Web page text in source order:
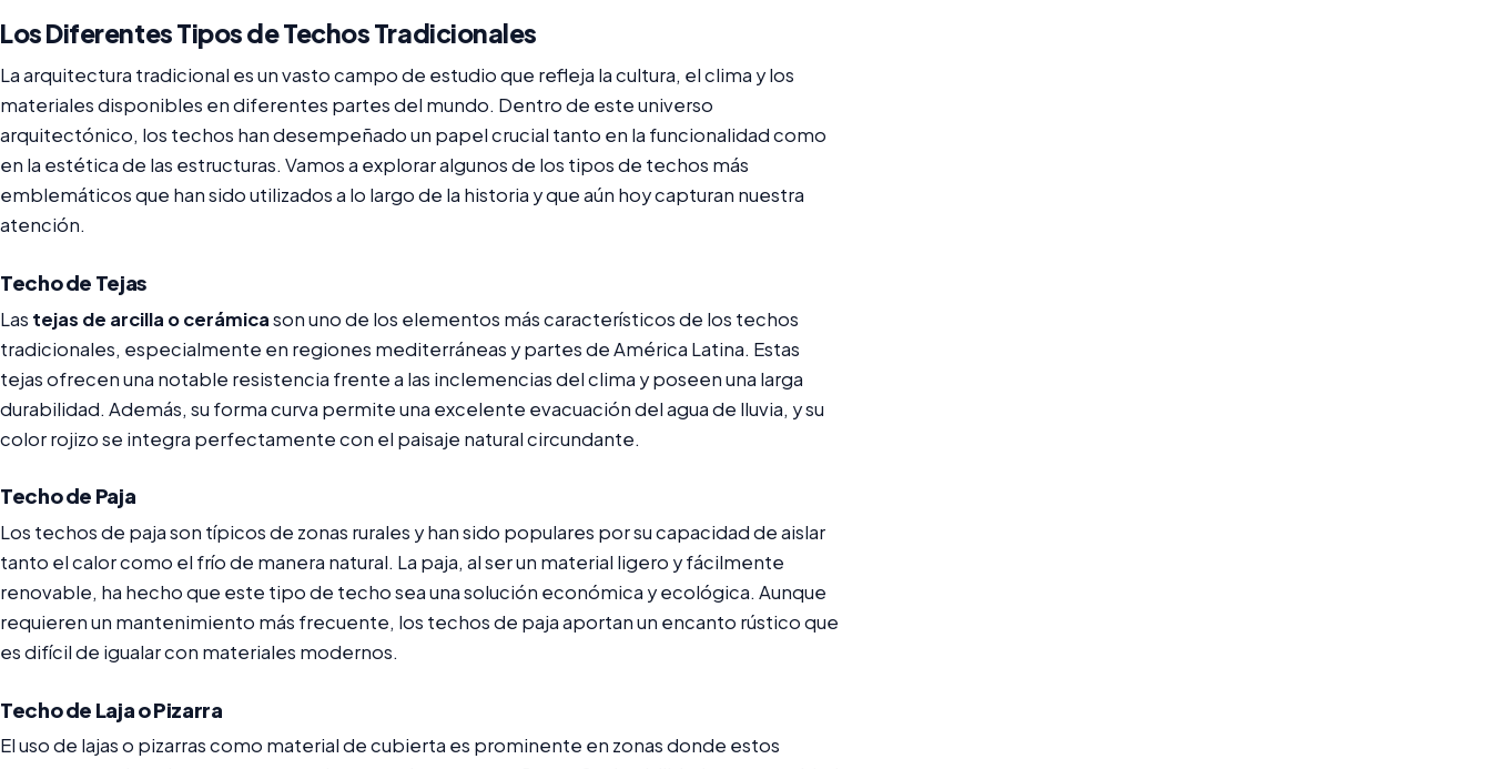
Los Diferentes Tipos de Techos Tradicionales
La arquitectura tradicional es un vasto campo de estudio que refleja la cultura, el clima y los
materiales disponibles en diferentes partes del mundo. Dentro de este universo
arquitectónico, los techos han desempeñado un papel crucial tanto en la funcionalidad como
en la estética de las estructuras. Vamos a explorar algunos de los tipos de techos más
emblemáticos que han sido utilizados a lo largo de la historia y que aún hoy capturan nuestra
atención.
Techo de Tejas
Las tejas de arcilla o cerámicason uno de los elementos más característicos de los techos
tradicionales, especialmente en regiones mediterráneas y partes de América Latina. Estas
tejas ofrecen una notable resistencia frente a las inclemencias del clima y poseen una larga
durabilidad. Además, su forma curva permite una excelente evacuación del agua de lluvia, y su
color rojizo se integra perfectamente con el paisaje natural circundante.
Techo de Paja
Los techos de paja son típicos de zonas rurales y han sido populares por su capacidad de aislar
tanto el calor como el frío de manera natural. La paja, al ser un material ligero y fácilmente
renovable, ha hecho que este tipo de techo sea una solución económica y ecológica. Aunque
requieren un mantenimiento más frecuente, los techos de paja aportan un encanto rústico que
es difícil de igualar con materiales modernos.
Techo de Laja o Pizarra
El uso de lajas o pizarras como material de cubierta es prominente en zonas donde estos